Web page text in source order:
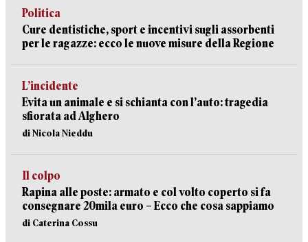
Politica
Cure dentistiche, sport e incentivi sugli assorbenti
per le ragazze: ecco le nuove misure della Regione
L’incidente
Evita un animale e si schianta con l’auto: tragedia
sfiorata ad Alghero
di Nicola Nieddu
Il colpo
Rapina alle poste: armato e col volto coperto si fa
consegnare 20mila euro – Ecco che cosa sappiamo
di Caterina Cossu